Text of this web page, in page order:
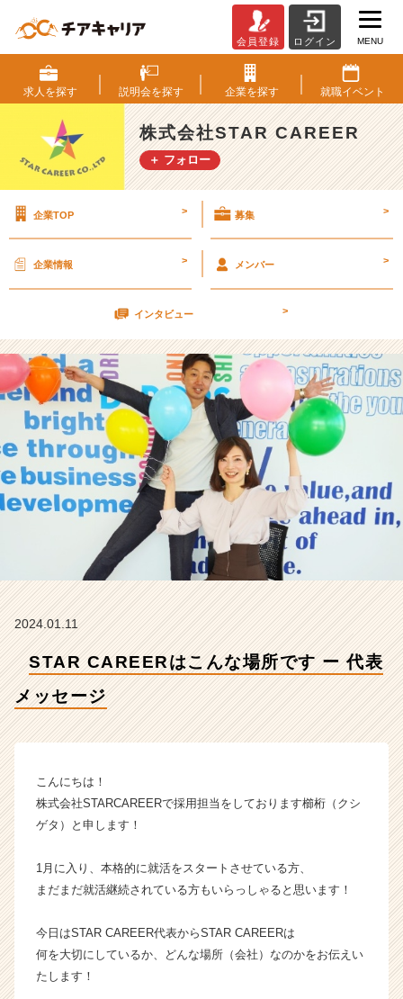
T
A
R
C
A
R
は
な
場
ー
代
表
メ
ッ
セ
ジ
【株
会
A
R
の
ム
イ
|
ベ
会員登録 ログイン MENU
求人を探す 説明会を探す 企業を探す 就職イベント
株式会社STAR CAREER
＋ フォロー
企業TOP > 募集 >
企業情報 > メンバー >
インタビュー >
2024.01.11
STAR CAREERはこんな場所です ー 代表
メッセージ
こんにちは！
株式会社STARCAREERで採用担当をしております櫛桁（クシ
ゲタ）と申します！
1月に入り、本格的に就活をスタートさせている方、
まだまだ就活継続されている方もいらっしゃると思います！
今日はSTAR CAREER代表からSTAR CAREERは
何を大切にしているか、どんな場所（会社）なのかをお伝えい
たします！